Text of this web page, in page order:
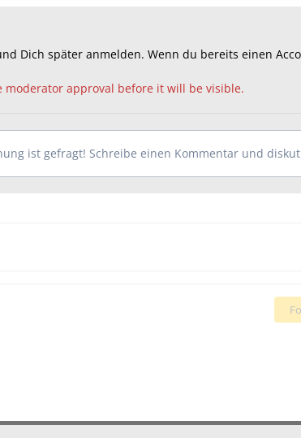
Dich später anmelden. Wenn du bereits einen
moderator approval before it will be visible.
ist gefragt! Schreibe einen Kommentar und